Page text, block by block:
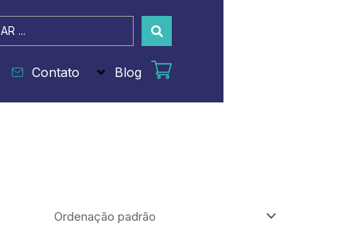
Contato Blog